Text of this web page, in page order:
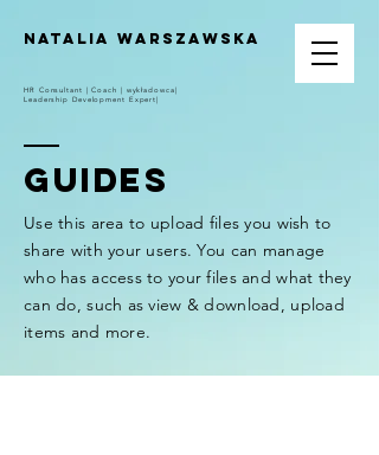
Natalia Warszawska
HR Consultant | Coach | wykładowca|
Leadership Development Expert|
GUIDES
Use this area to upload files you wish to
share with your users. You can manage
who has access to your files and what they
can do, such as view & download, upload
items and more.